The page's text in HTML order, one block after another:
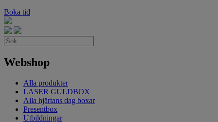
Boka tid
Webshop
Alla produkter
LASER GULDBOX
Alla hjärtans dag boxar
Presentbox
Utbildningar